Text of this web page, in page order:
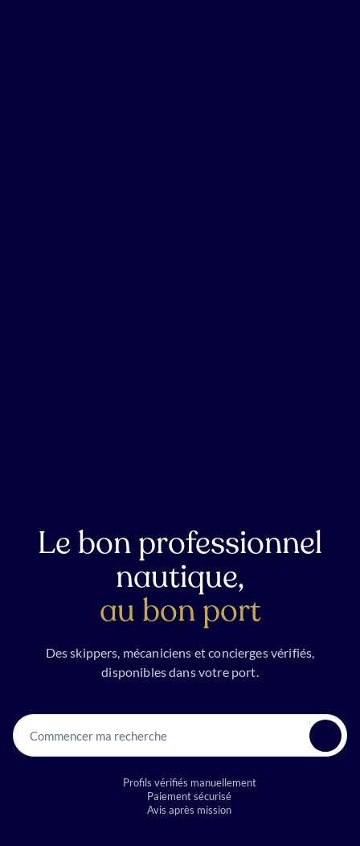
Le bon professionnel
nautique,
au bon port
Des skippers, mécaniciens et concierges vérifiés,
disponibles dans votre port.
Commencer ma recherche
Profils vérifiés manuellement
Paiement sécurisé
Avis après mission